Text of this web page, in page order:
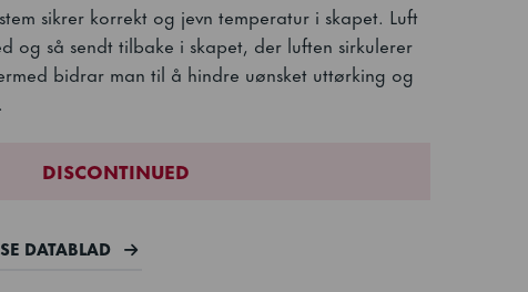
sikrer korrekt og jevn temperatur i skapet. Luft
og så sendt tilbake i skapet, der luften sirkulerer
bidrar man til å hindre uønsket uttørking og
DISCONTINUED
SE DATABLAD